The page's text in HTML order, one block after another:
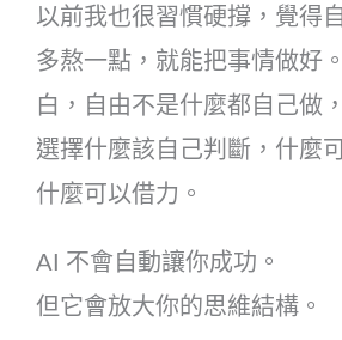
以前我也很習慣硬撐，覺得
多熬一點，就能把事情做好
白，自由不是什麼都自己做
選擇什麼該自己判斷，什麼
什麼可以借力。
AI 不會自動讓你成功。
但它會放大你的思維結構。